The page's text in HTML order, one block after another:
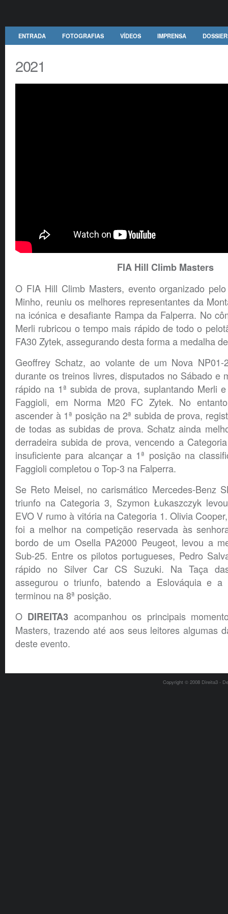
ENTRADA FOTOGRAFIAS VÍDEOS IMPRENSA
2021
FIA Hill Climb Masters
O FIA Hill Climb Masters, evento organizado
Minho, reuniu os melhores representantes da
na icónica e desafiante Rampa da Falperra. No
Merli rubricou o tempo mais rápido de todo o
FA30 Zytek, assegurando desta forma a medalha
Geoffrey Schatz, ao volante de um Nova NP01-
durante os treinos livres, disputados no Sábado e
rápido na 1ª subida de prova, suplantando Merli
Faggioli, em Norma M20 FC Zytek. No
ascender à 1ª posição na 2ª subida de prova,
de todas as subidas de prova. Schatz ainda
derradeira subida de prova, vencendo a
insuficiente para alcançar a 1ª posição na
Faggioli completou o Top-3 na Falperra.
Se Reto Meisel, no carismático Mercedes-Benz
triunfo na Categoria 3, Szymon Łukaszczyk
EVO V rumo à vitória na Categoria 1. Olivia
foi a melhor na competição reservada às
bordo de um Osella PA2000 Peugeot, levou a
Sub-25. Entre os pilotos portugueses, Pedro
rápido no Silver Car CS Suzuki. Na Taça
assegurou o triunfo, batendo a Eslováquia e a
terminou na 8ª posição.
O DIREITA3 acompanhou os principais
Masters, trazendo até aos seus leitores algumas
deste evento.
Copyright © 2008 Direita3 -